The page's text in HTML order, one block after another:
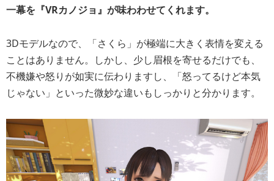
一幕を『VRカノジョ』が味わわせてくれます。
3Dモデルなので、「さくら」が極端に大きく表情を変える
ことはありません。しかし、少し眉根を寄せるだけでも、
不機嫌や怒りが如実に伝わりますし、「怒ってるけど本気
じゃない」といった微妙な違いもしっかりと分かります。